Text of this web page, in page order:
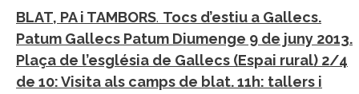
BLAT, PA i TAMBORS. Tocs d’estiu a Gallecs.
Patum Gallecs Patum Diumenge 9 de juny 2013.
Plaça de l’església de Gallecs (Espai rural) 2/4
de 10: Visita als camps de blat. 11h: tallers i